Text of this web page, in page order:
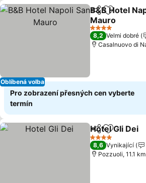
Oblíbená volba
SdíletPřidat na
B&B Hotel
Mauro
Ukázat ceny
4 Počet hvězdiček
8,2 Velmi dobré
Casalnuovo di
Pro zobrazení přesných cen vyberte
termín
SdíletPřidat na
Hotel Gli Dei
4 Počet hvězdiček
8,6 Vynikající
Pozzuoli, 11.1